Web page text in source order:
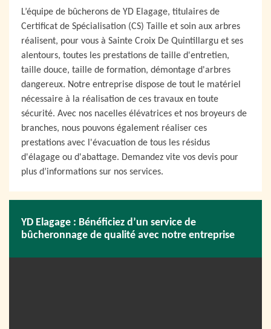
L’équipe de bûcherons de YD Elagage, titulaires de
Certificat de Spécialisation (CS) Taille et soin aux arbres
réalisent, pour vous à Sainte Croix De Quintillargu et ses
alentours, toutes les prestations de taille d'entretien,
taille douce, taille de formation, démontage d'arbres
dangereux. Notre entreprise dispose de tout le matériel
nécessaire à la réalisation de ces travaux en toute
sécurité. Avec nos nacelles élévatrices et nos broyeurs de
branches, nous pouvons également réaliser ces
prestations avec l'évacuation de tous les résidus
d'élagage ou d'abattage. Demandez vite vos devis pour
plus d’informations sur nos services.
YD Elagage : Bénéficiez d’un service de
bûcheronnage de qualité avec notre entreprise